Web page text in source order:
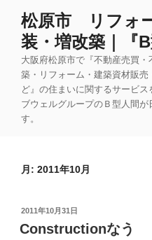
松原市 リフォ
装・増改築｜『
大阪府松原市で『不動産売買
築・リフォーム・建築資材販
ど』の住まいに関するサービ
ブウェルグループのＢ型人間
す。
月: 2011年10月
投
稿
日:
2011年10月31日
Constructionなう